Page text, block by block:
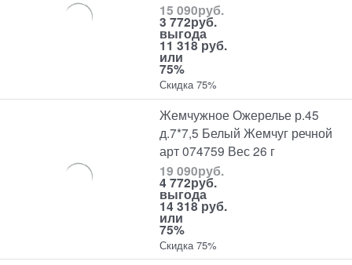
15 090руб.
3 772руб.
выгода
11 318 руб.
или
75%
Скидка 75%
Жемчужное Ожерелье р.45
д.7*7,5 Белый Жемчуг речной
арт 074759 Вес 26 г
19 090руб.
4 772руб.
выгода
14 318 руб.
или
75%
Скидка 75%